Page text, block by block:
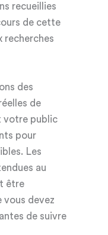
recueillies
de cette
recherches
des
de
votre public
pour
Les
au
être
vous devez
de suivre